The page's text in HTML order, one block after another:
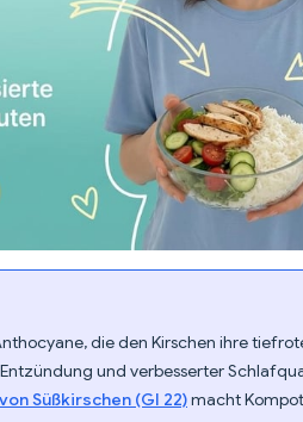
die den Kirschen ihre
und verbesserter
Süßkirschen (GI 22)macht